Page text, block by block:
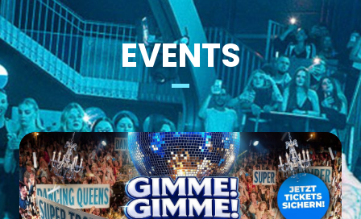
EVENTS